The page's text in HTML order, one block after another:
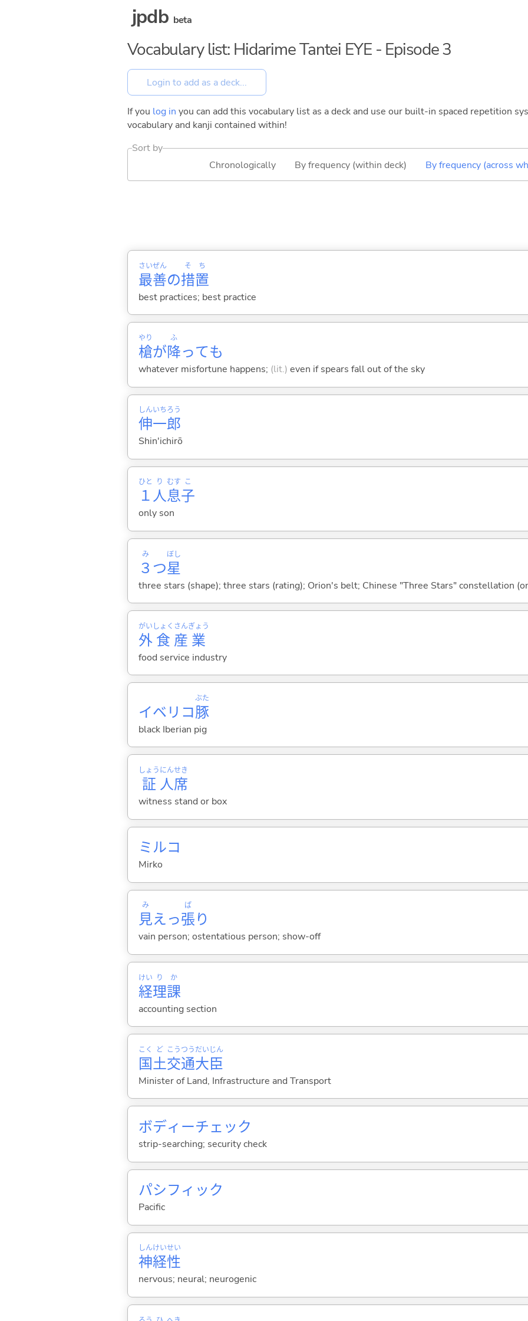
jpdb beta
Vocabulary list: Hidarime Tantei EYE - Episode 3
If you log in you can add this vocabulary list as a deck and use our built-in spaced repetition
vocabulary and kanji contained within!
Sort by
Chronologically
By frequency (within deck) By frequency (across
最
さい
善
ぜん
の措
そ
置
ち
best practices; best practice
槍
やり
が降
ふ
っても
whatever misfortune happens; (lit.) even if spears fall out of the sky
伸
しん
一
いち
郎
ろう
Shin'ichirō
１
ひと
人
り
息
むす
子
こ
only son
３
み
つ星
ぼし
three stars (shape); three stars (rating); Orion's belt; Chinese "Three Stars" constellation
外
がい
食
しょく
産
さん
業
ぎょう
food service industry
イベリコ豚
ぶた
black Iberian pig
証
しょう
人
にん
席
せき
witness stand or box
ミルコ
Mirko
見
み
えっ張
ぱ
り
vain person; ostentatious person; show-off
経
けい
理
り
課
か
accounting section
国
こく
土
ど
交
こう
通
つう
大
だい
臣
じん
Minister of Land, Infrastructure and Transport
ボディーチェック
strip-searching; security check
パシフィック
Pacific
神
しん
経
けい
性
せい
nervous; neural; neurogenic